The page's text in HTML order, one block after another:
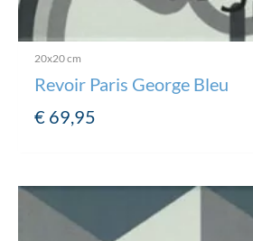
20x20 cm
Revoir Paris George Bleu
€ 69,95